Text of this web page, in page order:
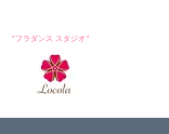
*フラダンス スタジオ*